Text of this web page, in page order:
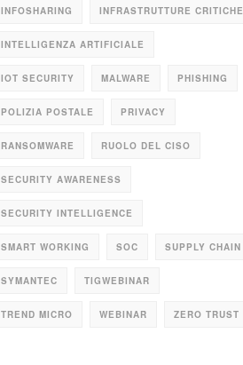
INFOSHARING INFRASTRUTTURE CRITICHE
INTELLIGENZA ARTIFICIALE
IOT SECURITY MALWARE PHISHING
POLIZIA POSTALE PRIVACY
RANSOMWARE RUOLO DEL CISO
SECURITY AWARENESS
SECURITY INTELLIGENCE
SMART WORKING SOC SUPPLY CHAIN
SYMANTEC TIGWEBINAR
TREND MICRO WEBINAR ZERO TRUST